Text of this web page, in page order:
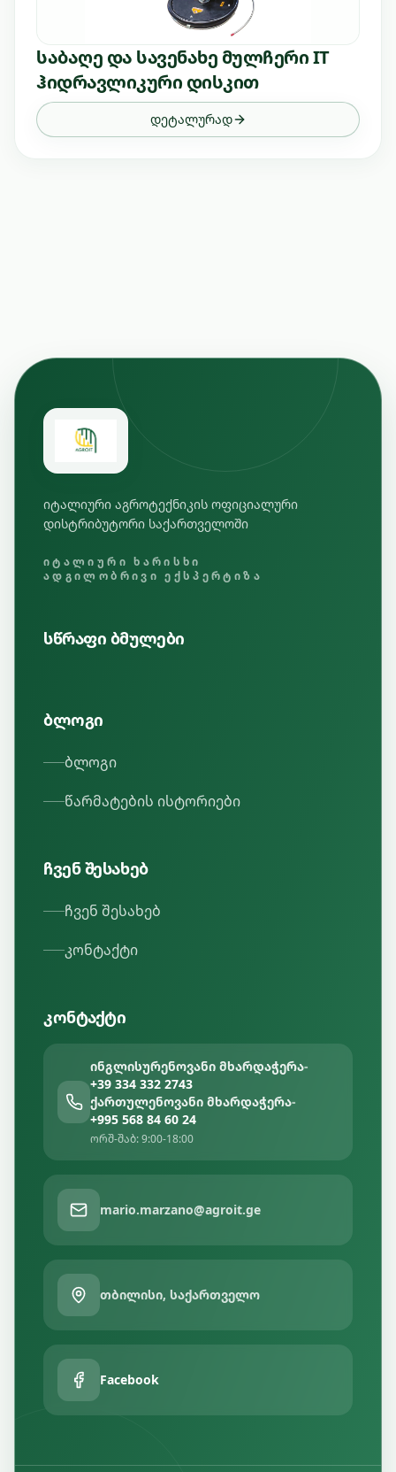
საბაღე და სავენახე მულჩერი IT
ჰიდრავლიკური დისკით
დეტალურად
იტალიური აგროტექნიკის ოფიციალური
დისტრიბუტორი საქართველოში
ᲘᲢᲐᲚᲘᲣᲠᲘ ᲮᲐᲠᲘᲡᲮᲘ
ᲐᲓᲒᲘᲚᲝᲑᲠᲘᲕᲘ ᲔᲥᲡᲞᲔᲠᲢᲘᲖᲐ
სწრაფი ბმულები
ბლოგი
ბლოგი
წარმატების ისტორიები
ჩვენ შესახებ
ჩვენ შესახებ
კონტაქტი
კონტაქტი
ინგლისურენოვანი მხარდაჭერა-
+39 334 332 2743
ქართულენოვანი მხარდაჭერა-
+995 568 84 60 24
ორშ-შაბ: 9:00-18:00
mario.marzano@agroit.ge
თბილისი, საქართველო
Facebook